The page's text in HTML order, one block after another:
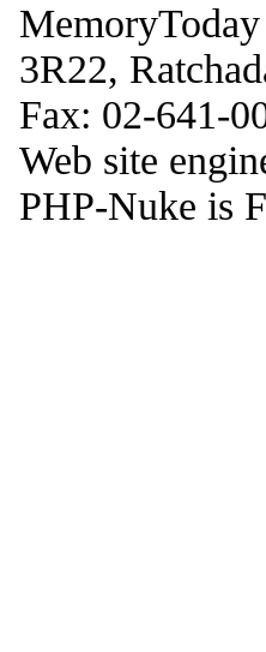
3R22,
Fax: 02-641-
Web site
PHP-Nuke is